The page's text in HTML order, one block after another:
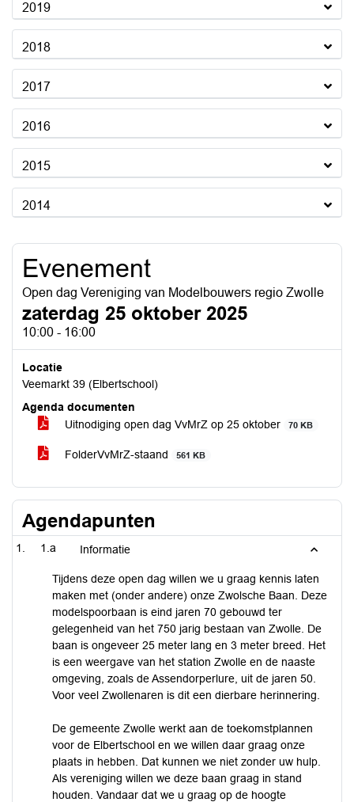
2019
2018
2017
2016
2015
2014
Evenement
Open dag Vereniging van Modelbouwers regio Zwolle
zaterdag 25 oktober 2025
10:00 - 16:00
Locatie
Veemarkt 39 (Elbertschool)
Agenda documenten
Uitnodiging open dag VvMrZ op 25 oktober
70 KB
FolderVvMrZ-staand 561 KB
Agendapunten
1.a Informatie
Tijdens deze open dag willen we u graag kennis laten
maken met (onder andere) onze Zwolsche Baan. Deze
modelspoorbaan is eind jaren 70 gebouwd ter
gelegenheid van het 750 jarig bestaan van Zwolle. De
baan is ongeveer 25 meter lang en 3 meter breed. Het
is een weergave van het station Zwolle en de naaste
omgeving, zoals de Assendorperlure, uit de jaren 50.
Voor veel Zwollenaren is dit een dierbare herinnering.
De gemeente Zwolle werkt aan de toekomstplannen
voor de Elbertschool en we willen daar graag onze
plaats in hebben. Dat kunnen we niet zonder uw hulp.
Als vereniging willen we deze baan graag in stand
houden. Vandaar dat we u graag op de hoogte